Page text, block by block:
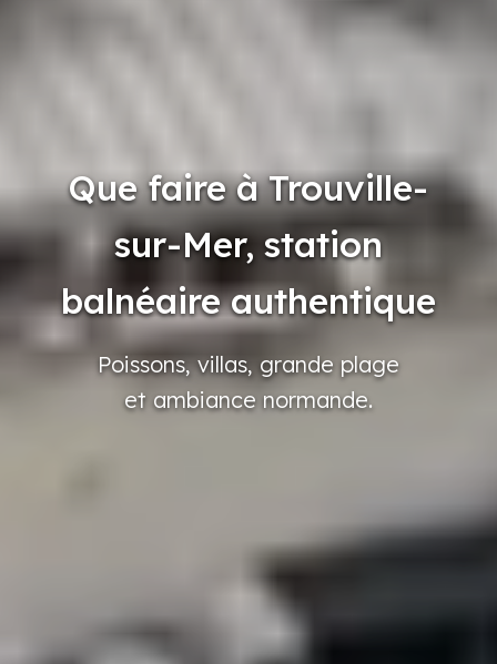
Que faire à Trouville-
sur-Mer, station
balnéaire authentique
Poissons, villas, grande plage
et ambiance normande.